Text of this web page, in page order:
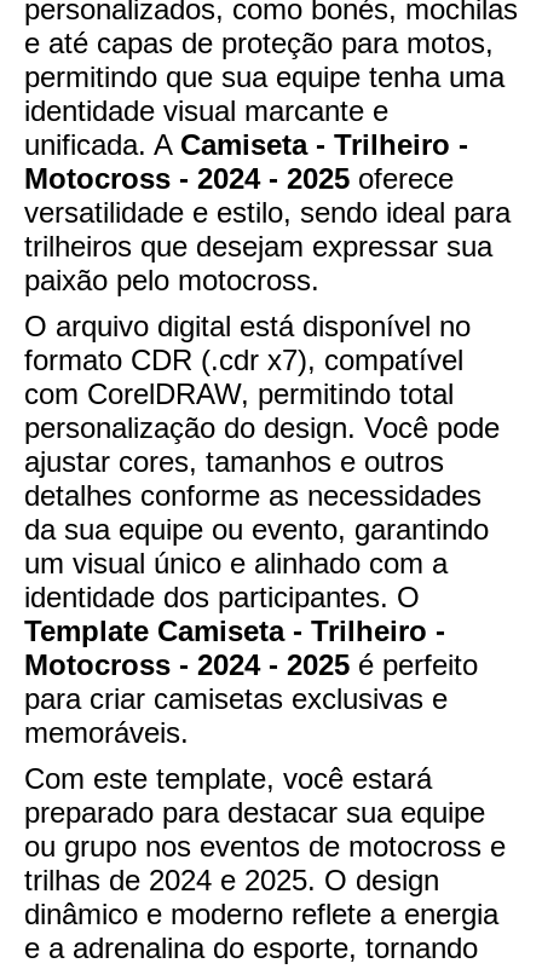
personalizados, como bonés, mochilas
e até capas de proteção para motos,
permitindo que sua equipe tenha uma
identidade visual marcante e
unificada. A Camiseta - Trilheiro -
Motocross - 2024 - 2025 oferece
versatilidade e estilo, sendo ideal para
trilheiros que desejam expressar sua
paixão pelo motocross.
O arquivo digital está disponível no
formato CDR (.cdr x7), compatível
com CorelDRAW, permitindo total
personalização do design. Você pode
ajustar cores, tamanhos e outros
detalhes conforme as necessidades
da sua equipe ou evento, garantindo
um visual único e alinhado com a
identidade dos participantes. O
Template Camiseta - Trilheiro -
Motocross - 2024 - 2025 é perfeito
para criar camisetas exclusivas e
memoráveis.
Com este template, você estará
preparado para destacar sua equipe
ou grupo nos eventos de motocross e
trilhas de 2024 e 2025. O design
dinâmico e moderno reflete a energia
e a adrenalina do esporte, tornando